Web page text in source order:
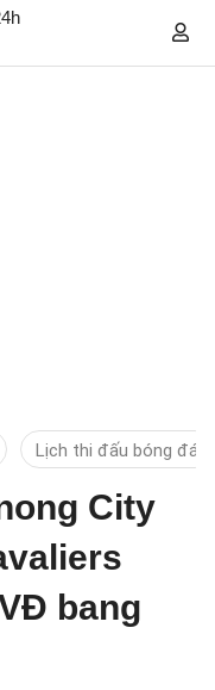
Lịch thi đấu bóng đá
City
bang